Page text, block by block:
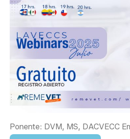
Ponente: DVM, MS, DACVECC